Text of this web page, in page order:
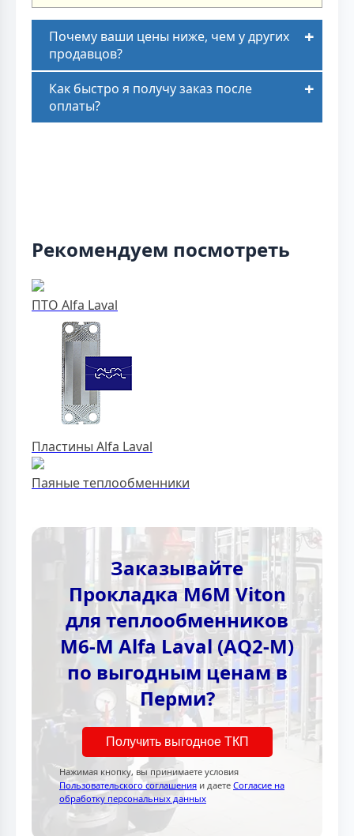
Почему ваши цены ниже, чем у других
продавцов?
Как быстро я получу заказ после
оплаты?
Рекомендуем посмотреть
ПТО Alfa Laval
Пластины Alfa Laval
Паяные теплообменники
Заказывайте
Прокладка M6M Viton
для теплообменников
M6-M Alfa Laval (AQ2-M)
по выгодным ценам в
Перми?
Получить выгодное ТКП
Нажимая кнопку, вы принимаете условия
Пользовательского соглашения и даете Согласие на
обработку персональных данных